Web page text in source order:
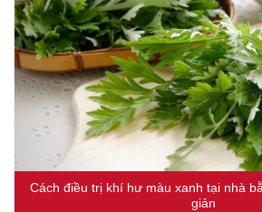
Cách điều trị khí hư màu xanh tại nhà
giản